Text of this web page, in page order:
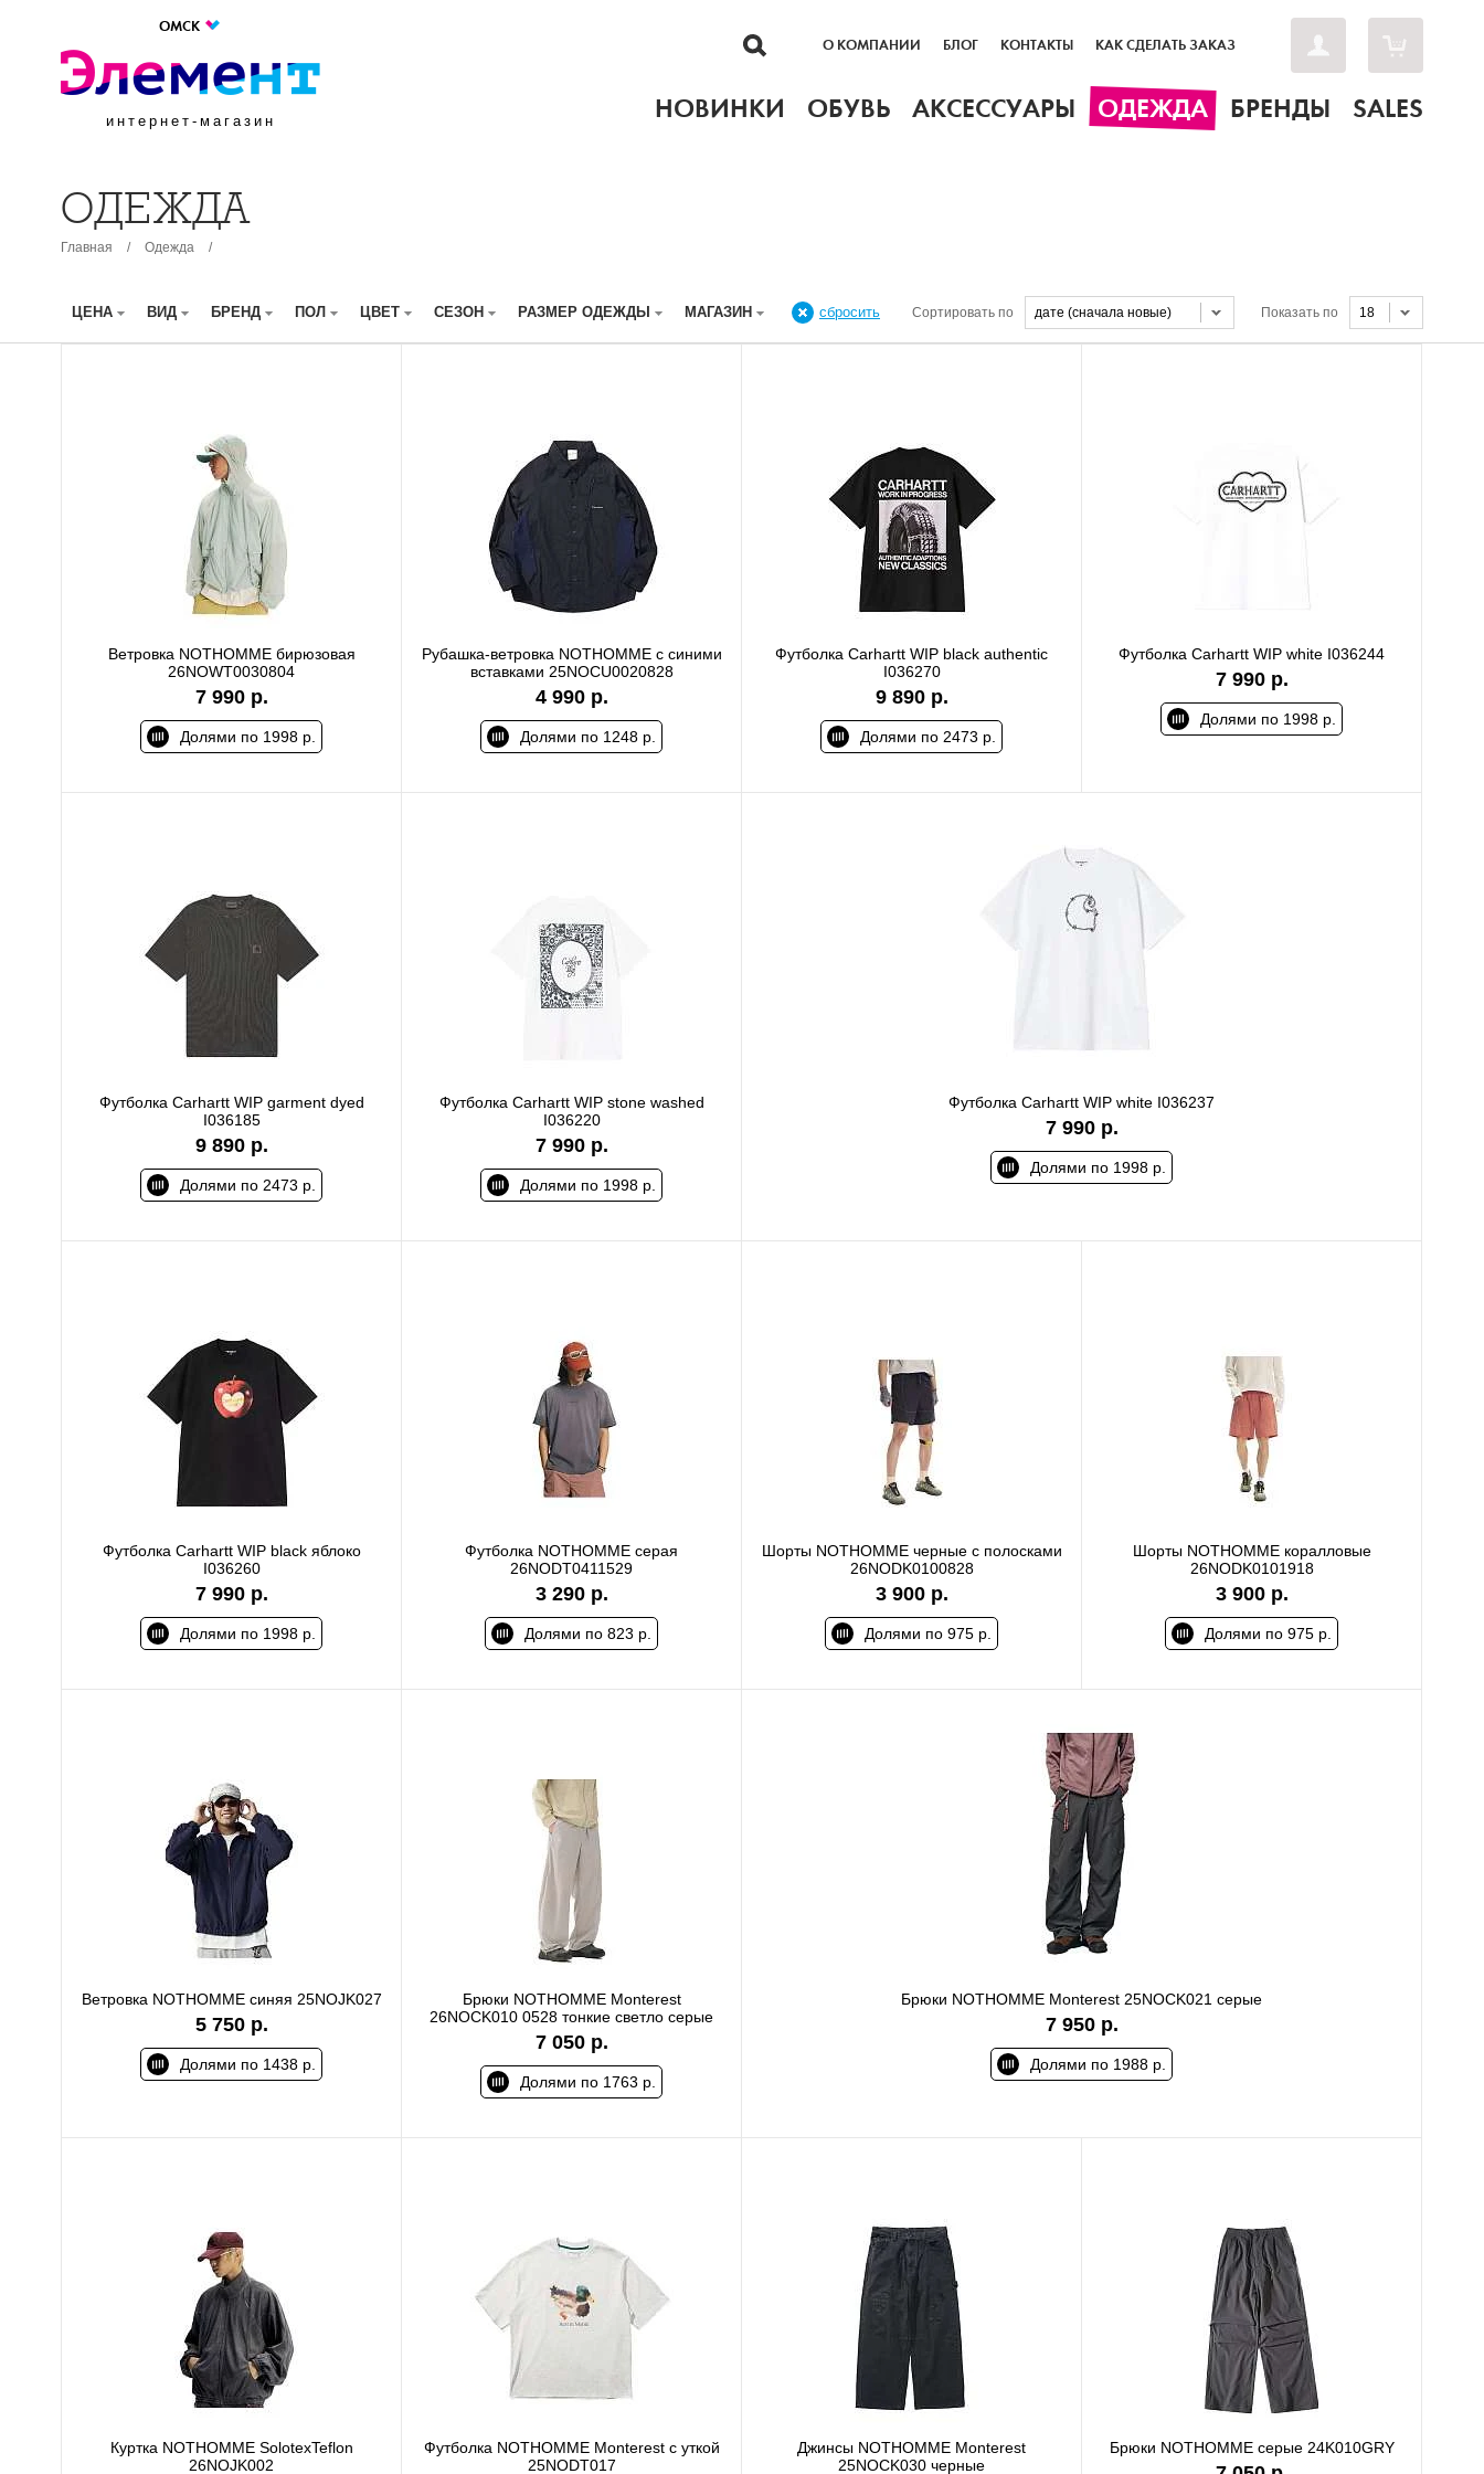
ОМСК
интернет-магазин
О КОМПАНИИ БЛОГ КОНТАКТЫ КАК СДЕЛАТЬ ЗАКАЗ
НОВИНКИ ОБУВЬ АКСЕССУАРЫ ОДЕЖДА БРЕНДЫ SALES
ОДЕЖДА
Главная / Одежда /
Показать по 18
Сортировать по дате (сначала новые)
ЦЕНА ВИД БРЕНД ПОЛ ЦВЕТ СЕЗОН РАЗМЕР ОДЕЖДЫ МАГАЗИН сбросить
Ветровка NOTHOMME бирюзовая
26NOWT0030804
7 990 р.
Долями по 1998 р.
Рубашка-ветровка NOTHOMME с синими
вставками 25NOCU0020828
4 990 р.
Долями по 1248 р.
Футболка Carhartt WIP black authentic
I036270
9 890 р.
Долями по 2473 р.
Футболка Carhartt WIP white I036244
7 990 р.
Долями по 1998 р.
Футболка Carhartt WIP garment dyed
I036185
9 890 р.
Долями по 2473 р.
Футболка Carhartt WIP stone washed
I036220
7 990 р.
Долями по 1998 р.
Футболка Carhartt WIP white I036237
7 990 р.
Долями по 1998 р.
Футболка Carhartt WIP black яблоко
I036260
7 990 р.
Долями по 1998 р.
Футболка NOTHOMME серая
26NODT0411529
3 290 р.
Долями по 823 р.
Шорты NOTHOMME черные с полосками
26NODK0100828
3 900 р.
Долями по 975 р.
Шорты NOTHOMME коралловые
26NODK0101918
3 900 р.
Долями по 975 р.
Ветровка NOTHOMME синяя 25NOJK027
5 750 р.
Долями по 1438 р.
Брюки NOTHOMME Monterest
26NOCK010 0528 тонкие светло серые
7 050 р.
Долями по 1763 р.
Брюки NOTHOMME Monterest 25NOCK021 серые
7 950 р.
Долями по 1988 р.
Куртка NOTHOMME SolotexTeflon
26NOJK002
Футболка NOTHOMME Monterest с уткой
25NODT017
Джинсы NOTHOMME Monterest
25NOCK030 черные
Брюки NOTHOMME серые 24K010GRY